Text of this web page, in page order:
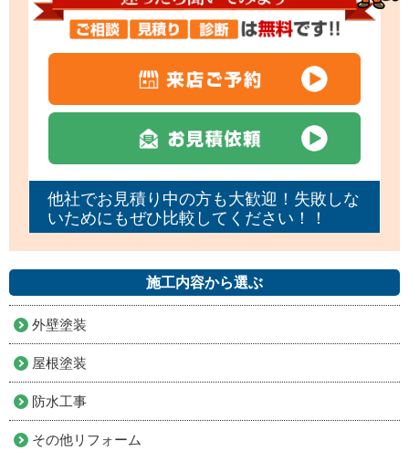
他社でお見積り中の方も大歓迎！失敗しな
いためにもぜひ比較してください！！
施工内容から選ぶ
外壁塗装
屋根塗装
防水工事
その他リフォーム